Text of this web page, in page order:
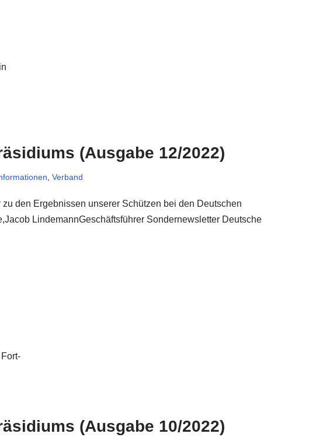
(Ausgabe 12/2022)
Verband
den Ergebnissen unserer Schützen bei den Deutschen
LindemannGeschäftsführer Sondernewsletter Deutsche
(Ausgabe 10/2022)